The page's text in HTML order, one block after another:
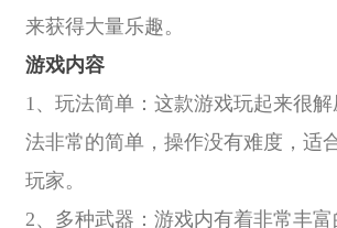
来获得大量乐趣。
游戏内容
1、玩法简单：这款游戏玩起来很
法非常的简单，操作没有难度，适
玩家。
2、多种武器：游戏内有着非常丰